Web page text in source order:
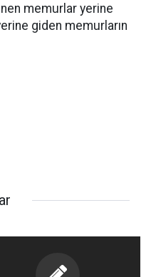
memurlar yerine
giden memurların